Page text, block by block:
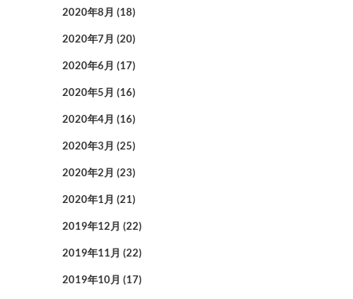
2020年8月 (18)
2020年7月 (20)
2020年6月 (17)
2020年5月 (16)
2020年4月 (16)
2020年3月 (25)
2020年2月 (23)
2020年1月 (21)
2019年12月 (22)
2019年11月 (22)
2019年10月 (17)